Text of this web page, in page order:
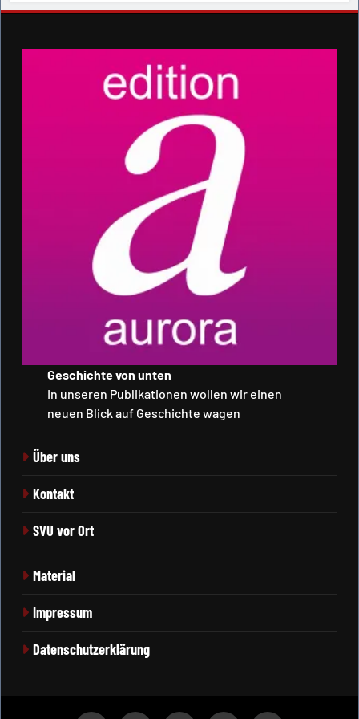
Geschichte von unten
In unseren Publikationen wollen wir einen
neuen Blick auf Geschichte wagen
Über uns
Kontakt
SVU vor Ort
Material
Impressum
Datenschutzerklärung